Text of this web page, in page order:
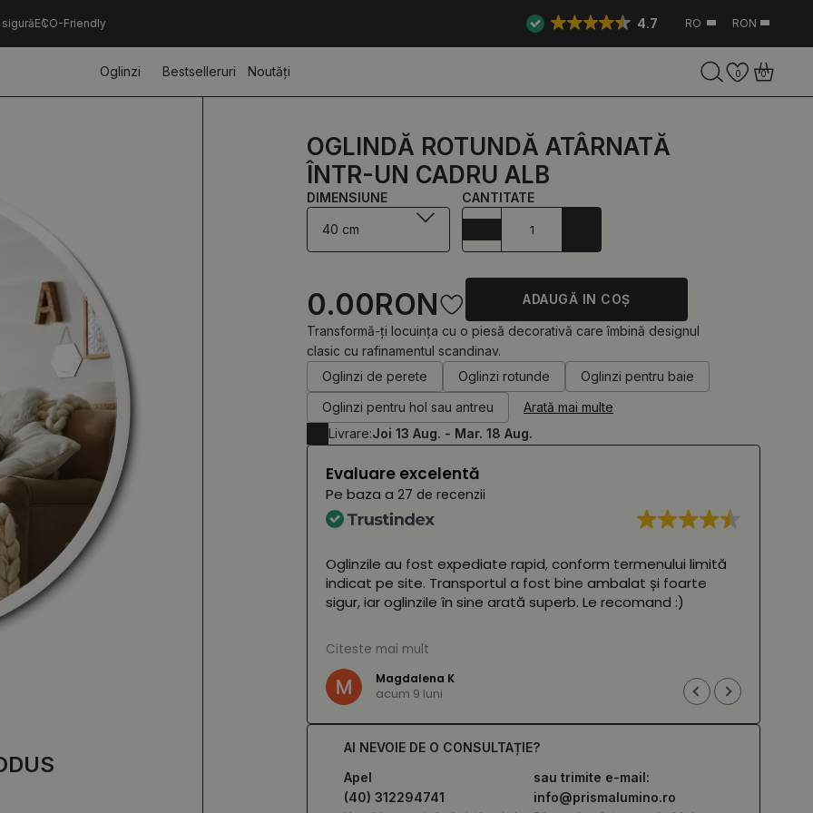
ECO-Friendly 4.7 RO RON
Oglinzi Bestselleruri Noutăți 0 0
OGLINDĂ ROTUNDĂ ATÂRNATĂ
ÎNTR-UN CADRU ALB
DIMENSIUNE
40 cm
CANTITATE
0.00RON ADAUGĂ IN COŞ
Transformă-ți locuința cu o piesă decorativă care îmbină designul
clasic cu rafinamentul scandinav.
Oglinzi de perete
Oglinzi rotunde
Oglinzi pentru baie
Oglinzi pentru hol sau antreu
Arată mai multe
Livrare:Joi 13 Aug. - Mar. 18 Aug.
Evaluare excelentă
Pe baza a 27 de recenzii
și arată uimitor 🤩 Nu le vom vedea
lor (cu LED-urile aprinse) până în
fantastic! Personalul magazinului
și, fără ezitare, ne-a salvat într-o
un colet s-a pierdut pe drum. Îi
Oglinzile au fost expediate rapid, conform termenului limită
indicat pe site. Transportul a fost bine ambalat și foarte
sigur, iar oglinzile în sine arată superb. Le recomand :)
(Tradus de Google,
Citeste mai mult
Magdalena K
acum 9 luni
AI NEVOIE DE O CONSULTAȚIE?
Apel
(40) 312294741
sau trimite e-mail:
info@prismalumino.ro